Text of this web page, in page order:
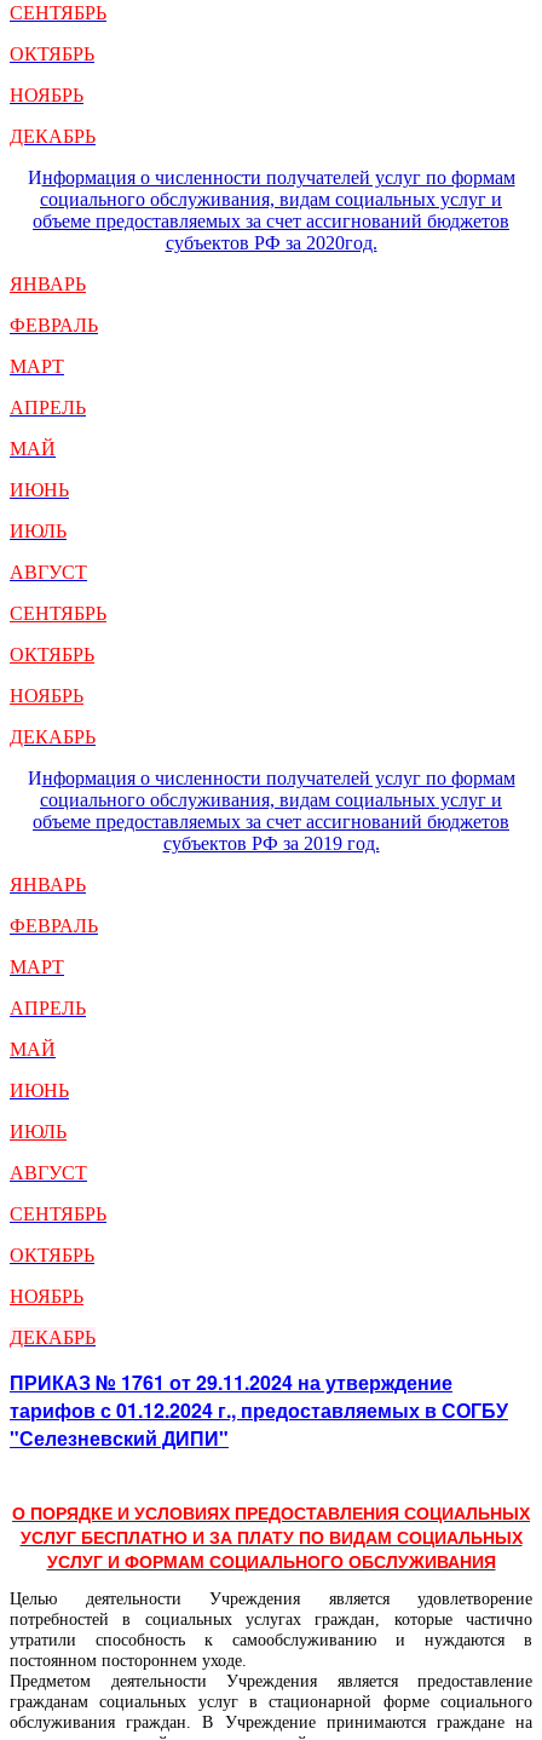
СЕНТЯБРЬ
ОКТЯБРЬ
НОЯБРЬ
ДЕКАБРЬ
Информация о численности получателей услуг по формам
социального обслуживания, видам социальных услуг и
объеме предоставляемых за счет ассигнований бюджетов
субъектов РФ за 2020год.
ЯНВАРЬ
ФЕВРАЛЬ
МАРТ
АПРЕЛЬ
МАЙ
ИЮНЬ
ИЮЛЬ
АВГУСТ
СЕНТЯБРЬ
ОКТЯБРЬ
НОЯБРЬ
ДЕКАБРЬ
Информация о численности получателей услуг по формам
социального обслуживания, видам социальных услуг и
объеме предоставляемых за счет ассигнований бюджетов
субъектов РФ за 2019 год.
ЯНВАРЬ
ФЕВРАЛЬ
МАРТ
АПРЕЛЬ
МАЙ
ИЮНЬ
ИЮЛЬ
АВГУСТ
СЕНТЯБРЬ
ОКТЯБРЬ
НОЯБРЬ
ДЕКАБРЬ
ПРИКАЗ № 1761 от 29.11.2024 на утверждение
тарифов с 01.12.2024 г., предоставляемых в СОГБУ
"Селезневский ДИПИ"
О ПОРЯДКЕ И УСЛОВИЯХ ПРЕДОСТАВЛЕНИЯ СОЦИАЛЬНЫХ
УСЛУГ БЕСПЛАТНО И ЗА ПЛАТУ ПО ВИДАМ СОЦИАЛЬНЫХ
УСЛУГ И ФОРМАМ СОЦИАЛЬНОГО ОБСЛУЖИВАНИЯ
Целью деятельности Учреждения является удовлетворение
потребностей в социальных услугах граждан, которые частично
утратили способность к самообслуживанию и нуждаются в
постоянном постороннем уходе.
Предметом деятельности Учреждения является предоставление
гражданам социальных услуг в стационарной форме социального
обслуживания граждан. В Учреждение принимаются граждане на